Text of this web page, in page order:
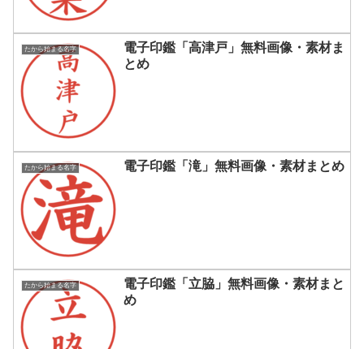
たから始まる名字
電子印鑑「高津戸」無料画像・素材ま
とめ
たから始まる名字 電子印鑑「滝」無料画像・素材まとめ
たから始まる名字
電子印鑑「立脇」無料画像・素材まと
め